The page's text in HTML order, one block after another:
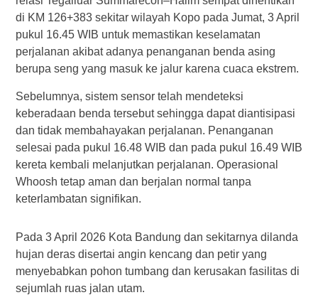
di KM 126+383 sekitar wilayah Kopo pada Jumat, 3 April
pukul 16.45 WIB untuk memastikan keselamatan
perjalanan akibat adanya penanganan benda asing
berupa seng yang masuk ke jalur karena cuaca ekstrem.
Sebelumnya, sistem sensor telah mendeteksi
keberadaan benda tersebut sehingga dapat diantisipasi
dan tidak membahayakan perjalanan. Penanganan
selesai pada pukul 16.48 WIB dan pada pukul 16.49 WIB
kereta kembali melanjutkan perjalanan. Operasional
Whoosh tetap aman dan berjalan normal tanpa
keterlambatan signifikan.
Pada 3 April 2026 Kota Bandung dan sekitarnya dilanda
hujan deras disertai angin kencang dan petir yang
menyebabkan pohon tumbang dan kerusakan fasilitas di
sejumlah ruas jalan utam.